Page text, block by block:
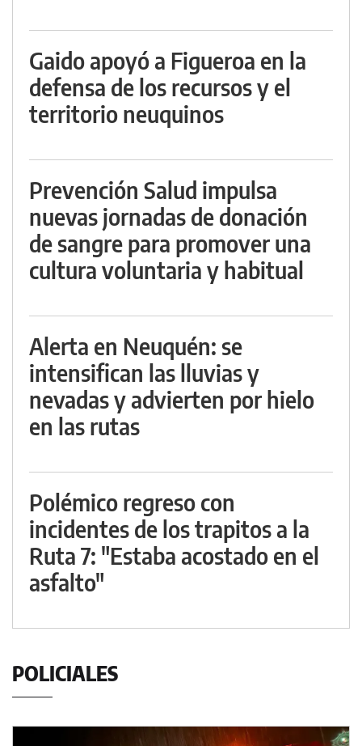
Gaido apoyó a Figueroa en la
defensa de los recursos y el
territorio neuquinos
Prevención Salud impulsa
nuevas jornadas de donación
de sangre para promover una
cultura voluntaria y habitual
Alerta en Neuquén: se
intensifican las lluvias y
nevadas y advierten por hielo
en las rutas
Polémico regreso con
incidentes de los trapitos a la
Ruta 7: "Estaba acostado en el
asfalto"
POLICIALES